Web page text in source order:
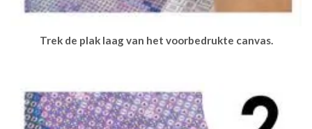
Trek de plak laag van het voorbedrukte canvas.